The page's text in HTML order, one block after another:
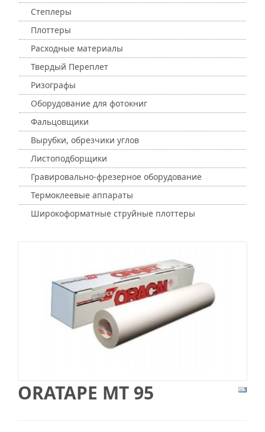
Степлеры
Плоттеры
Расходные материалы
Твердый Переплет
Ризографы
Оборудование для фотокниг
Фальцовщики
Вырубки, обрезчики углов
Листоподборщики
Гравировально-фрезерное оборудование
Термоклеевые аппараты
Широкоформатные струйные плоттеры
ORATAPE MT 95